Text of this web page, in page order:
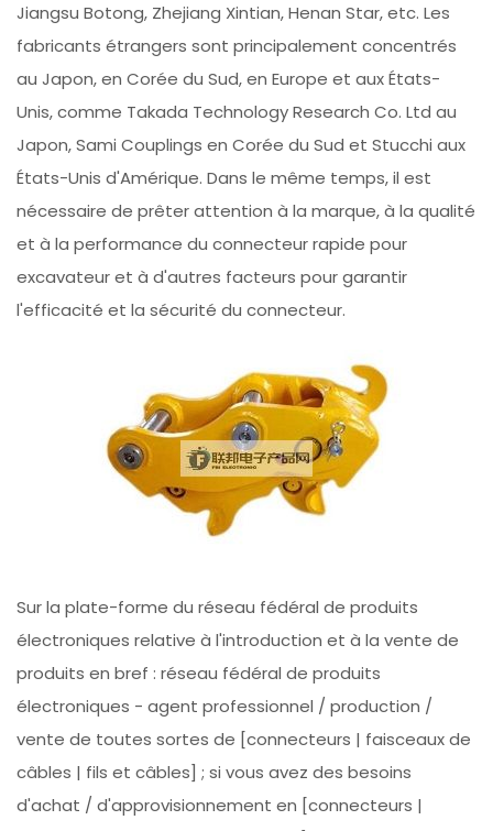
Jiangsu Botong, Zhejiang Xintian, Henan Star, etc. Les
fabricants étrangers sont principalement concentrés
au Japon, en Corée du Sud, en Europe et aux États-
Unis, comme Takada Technology Research Co. Ltd au
Japon, Sami Couplings en Corée du Sud et Stucchi aux
États-Unis d'Amérique. Dans le même temps, il est
nécessaire de prêter attention à la marque, à la qualité
et à la performance du connecteur rapide pour
excavateur et à d'autres facteurs pour garantir
l'efficacité et la sécurité du connecteur.
Sur la plate-forme du réseau fédéral de produits
électroniques relative à l'introduction et à la vente de
produits en bref : réseau fédéral de produits
électroniques - agent professionnel / production /
vente de toutes sortes de [connecteurs | faisceaux de
câbles | fils et câbles] ; si vous avez des besoins
d'achat / d'approvisionnement en [connecteurs |